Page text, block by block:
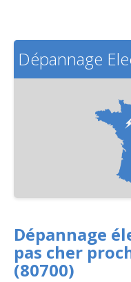
Dépannage
Dépannage
pas cher
(80700)